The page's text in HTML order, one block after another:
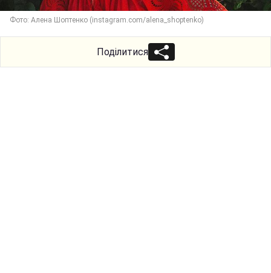
Фото: Алена Шоптенко (instagram.com/alena_shoptenko)
Поділитися